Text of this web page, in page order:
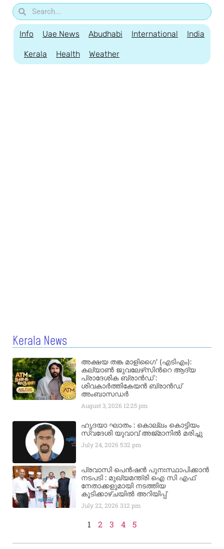
Info Uae News Abudhabi International India
Kerala Health Weather
Kerala News
അക്ഷയ തങ്ക മാളിഗൈ’ (എടിഎം):
കല്യാണ്‍ ജുവലേഴ്‌സിന്‍റെ ആദ്യ
പ്രാദേശിക ബ്രാന്‍ഡ് :
ശിവകാര്‍ത്തികേയന്‍ ബ്രാന്‍ഡ്
അംബാസഡര്‍
August 3, 2026 12:25 pm
ഹൃദയാ ഘാതം : കൊല്ലം കൊട്ടിയം
സ്വദേശി യുവാവ് അജ്മാനിൽ മരിച്ചു
July 24, 20265:32 pm
പ്രവാസി പെൻഷൻ പുനഃസ്ഥാപിക്കാൻ
നടപടി : മുഖ്യമന്ത്രി ഐ സി എഫ്
നേതാക്കളുമായി നടത്തിയ
കൂടിക്കാഴ്ചയിൽ അറിയിപ്പ്
July 22, 20263:12 pm
1 2 3 4 5